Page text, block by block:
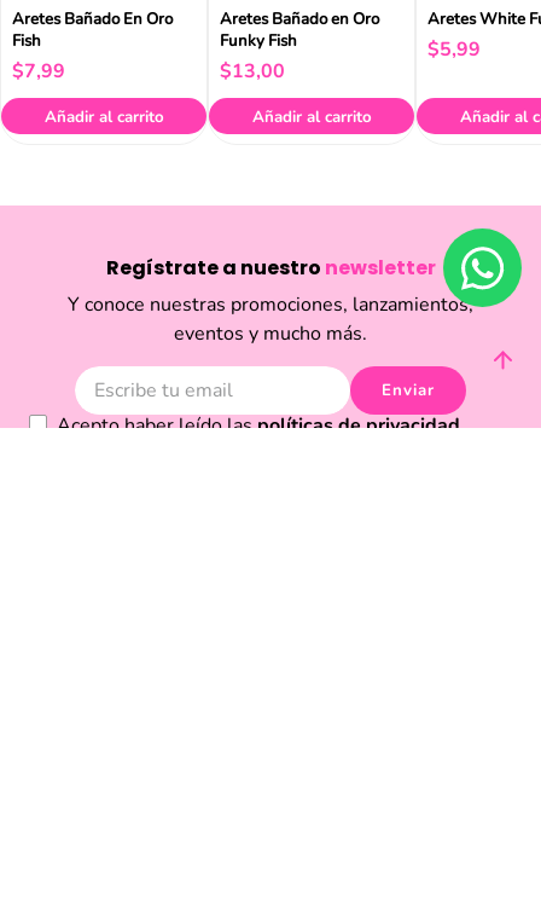
Aretes Bañado En Oro
Fish
$7,99
Añadir al carrito
Aretes Bañado en Oro
Funky Fish
$13,00
Añadir al carrito
Aretes White
$5,99
Añadir al
Regístrate a nuestro newsletter
Y conoce nuestras promociones, lanzamientos,
eventos y mucho más.
Enviar
Acepto haber leído laspolíticas de privacidad.